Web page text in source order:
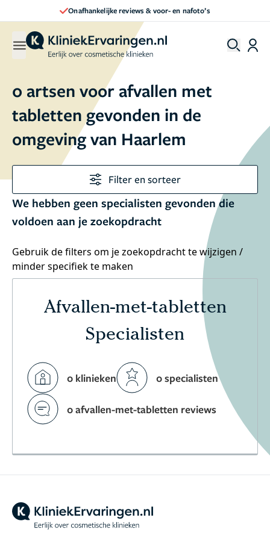
Onafhankelijke reviews & voor- en nafoto’s
0 artsen voor afvallen met
tabletten gevonden in de
omgeving van Haarlem
Filter en sorteer
We hebben geen specialisten gevonden die
voldoen aan je zoekopdracht
Gebruik de filters om je zoekopdracht te wijzigen /
minder specifiek te maken
Afvallen-met-tabletten
Specialisten
0 klinieken 0 specialisten
0 afvallen-met-tabletten reviews